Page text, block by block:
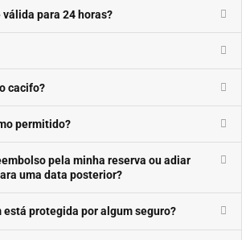
para 24 horas?
cacifo?
permitido?
pela minha reserva ou adiar
uma data posterior?
está protegida por algum seguro?